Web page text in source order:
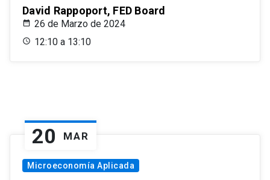
David Rappoport, FED Board
26 de Marzo de 2024
12:10 a 13:10
20 MAR
Microeconomía Aplicada